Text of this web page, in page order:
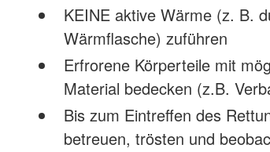
KEINE aktive Wärme (z. B.
Wärmflasche) zuführen
Erfrorene Körperteile mit
Material bedecken (z.B.
Bis zum Eintreffen des
betreuen, trösten und